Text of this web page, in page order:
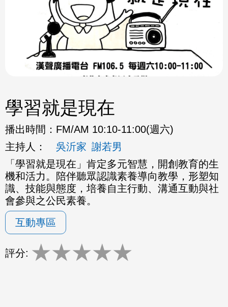
學習就是現在
播出時間： FM/AM 10:10-11:00(週六)
主持人：
吳沂家 謝若男
「學習就是現在」肯定多元智慧，開創教育的生
機和活力。 陪伴聽眾認識素養導向教學，形塑知
識、技能與態度， 培養自主行動、溝通互動與社
會參與之公民素養。
互動專區
評分: ★★★★★